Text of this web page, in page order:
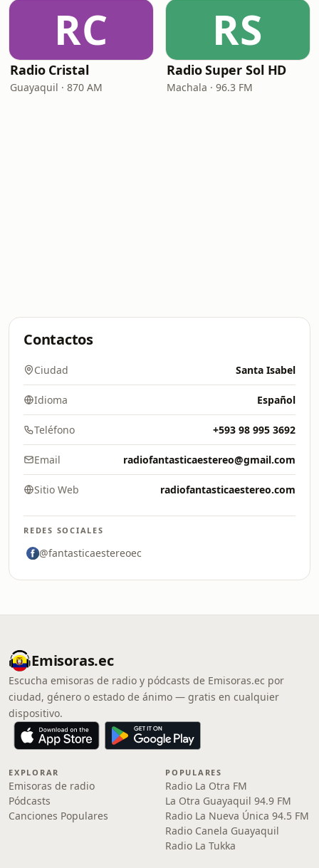
RC
Radio Cristal
Guayaquil · 870 AM
RS
Radio Super Sol HD
Machala · 96.3 FM
Contactos
Ciudad Santa Isabel
Idioma Español
Teléfono +593 98 995 3692
Email radiofantasticaestereo@gmail.com
Sitio Web radiofantasticaestereo.com
REDES SOCIALES
@fantasticaestereoec
Emisoras.ec
Escucha emisoras de radio y pódcasts de Emisoras.ec por
ciudad, género o estado de ánimo — gratis en cualquier
dispositivo.
EXPLORAR
Emisoras de radio
Pódcasts
Canciones Populares
POPULARES
Radio La Otra FM
La Otra Guayaquil 94.9 FM
Radio La Nueva Única 94.5 FM
Radio Canela Guayaquil
Radio La Tukka